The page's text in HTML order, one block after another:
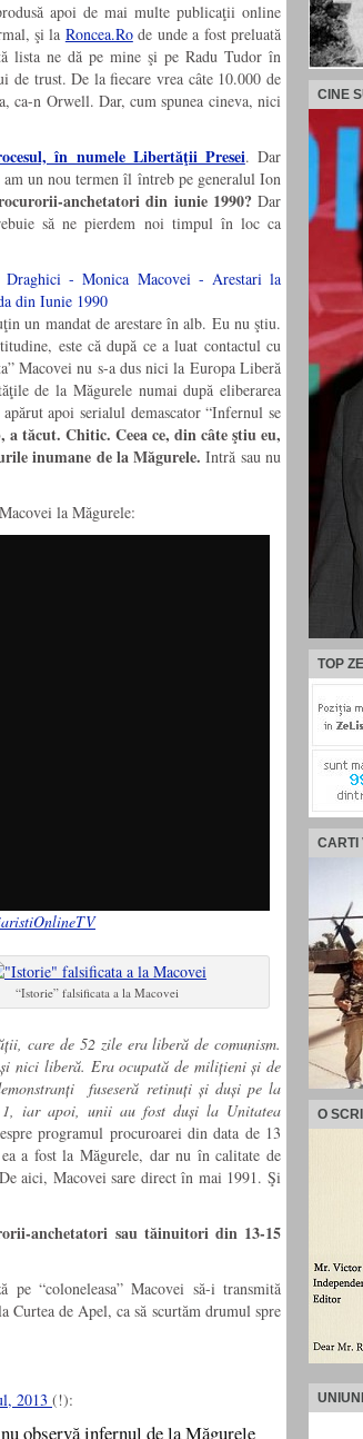
apoi de mai multe publicaţii online
şi la Roncea.Rode unde a fost preluată
lista ne dă pe mine şi pe Radu Tudor în
de trust. De la fiecare vrea câte 10.000 de
ca-n Orwell. Dar, cum spunea cineva, nici
în numele Libertăţii Presei. Dar
un nou termen îl întreb pe generalul Ion
anchetatori din iunie 1990?Dar
să ne pierdem noi timpul în loc ca
un mandat de arestare în alb. Eu nu ştiu.
este că după ce a luat contactul cu
Macovei nu s-a dus nici la Europa Liberă
de la Măgurele numai după eliberarea
apoi serialul demascator “Infernul se
tăcut. Chitic. Ceea ce, din câte ştiu eu,
inumane de la Măgurele. Intră sau nu
la Măgurele:
“Istorie” falsificata a la Macovei
care de 52 zile era liberă de comunism.
nici liberă. Era ocupată de milițieni și de
fuseseră retinuți și duși pe la
1, iar apoi, unii au fost duși la Unitatea
programul procuroarei din data de 13
a fost la Măgurele, dar nu în calitate de
aici, Macovei sare direct în mai 1991. Şi
anchetatori sau tăinuitori din 13-15
“coloneleasa” Macovei să-i transmită
Curtea de Apel, ca să scurtăm drumul spre
2013 (!):
observă infernul de la Măgurele
CINE
TOP
CARTI
O